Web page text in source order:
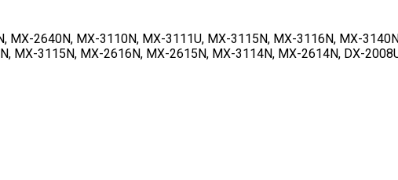
MX-2640N, MX-3110N, MX-3111U, MX-3115N, MX-3116N, MX-
MX-3115N, MX-2616N, MX-2615N, MX-3114N, MX-2614N, DX-